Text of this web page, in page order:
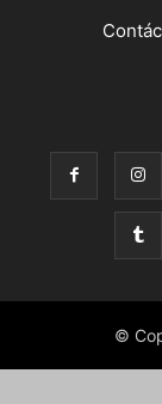
©